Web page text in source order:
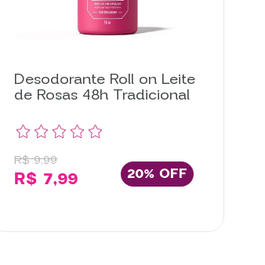
Desodorante Roll on Leite
de Rosas 48h Tradicional
20% OFF
R$ 9,99
R$ 7,99